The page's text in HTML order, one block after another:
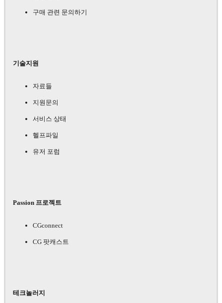
구매 관련 문의하기
기술지원
자료들
지원문의
서비스 상태
헬프파일
유저 포럼
Passion 프로젝트
CGconnect
CG 팟캐스트
테크놀러지